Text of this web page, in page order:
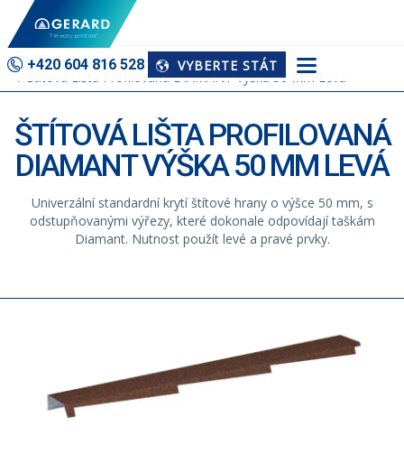
+420 604 816 528 VYBERTE STÁT
Domů
Doplňky
Štítová Lišta Profilovaná DIAMANT Výška 50 Mm Levá
ŠTÍTOVÁ LIŠTA PROFILOVANÁ
DIAMANT VÝŠKA 50 MM LEVÁ
Univerzální standardní krytí štítové hrany o výšce 50 mm, s
odstupňovanými výřezy, které dokonale odpovídají taškám
Diamant. Nutnost použít levé a pravé prvky.